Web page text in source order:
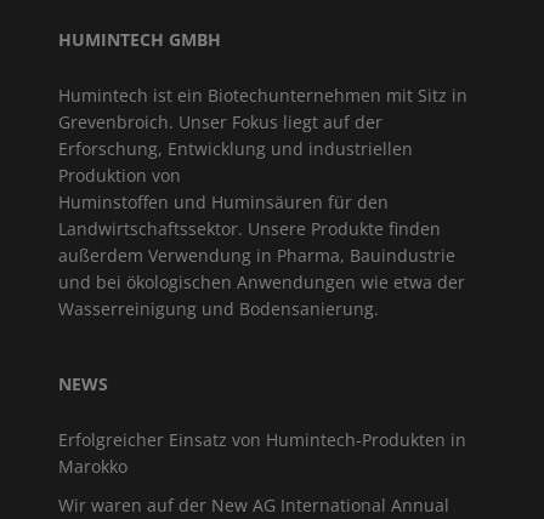
HUMINTECH GMBH
Humintech ist ein Biotechunternehmen mit Sitz in
Grevenbroich. Unser Fokus liegt auf der
Erforschung, Entwicklung und industriellen
Produktion von
Huminstoffen und Huminsäuren für den
Landwirtschaftssektor. Unsere Produkte finden
außerdem Verwendung in Pharma, Bauindustrie
und bei ökologischen Anwendungen wie etwa der
Wasserreinigung und Bodensanierung.
NEWS
Erfolgreicher Einsatz von Humintech-Produkten in
Marokko
Wir waren auf der New AG International Annual